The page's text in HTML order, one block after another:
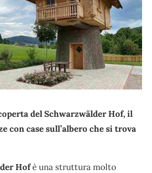
del Schwarzwälder Hof, il
con case sull’albero che si trova
Hofè una struttura molto